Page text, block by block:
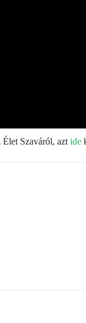
Szaváról, azt ide